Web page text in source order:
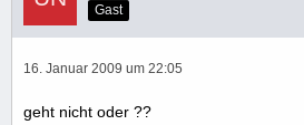
Gast
16. Januar 2009 um 22:05
geht nicht oder ??